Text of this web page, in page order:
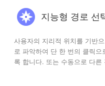
지능형 경로 선
사용자의 지리적 위치를 기반
로 파악하여 단 한 번의 클릭
록 합니다. 또는 수동으로 다